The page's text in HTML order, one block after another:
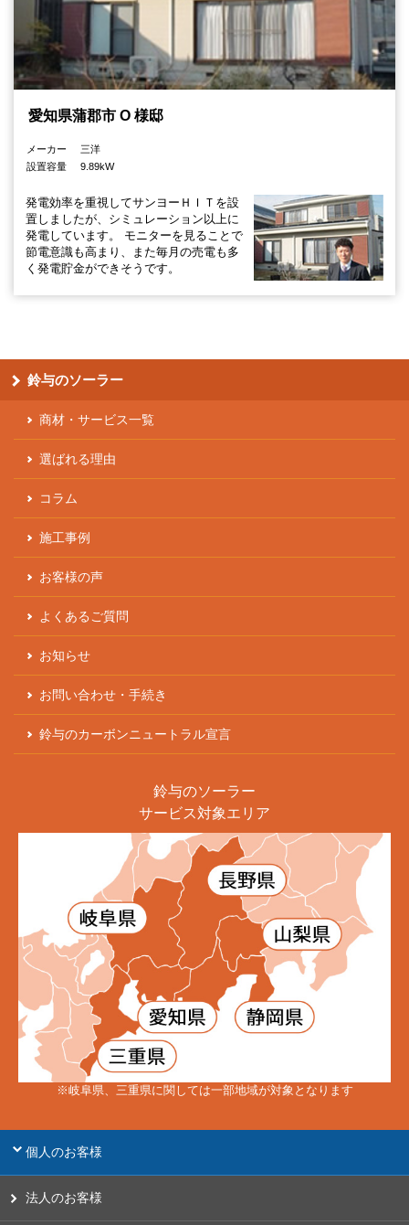
愛知県蒲郡市 O 様邸
メーカー
三洋
設置容量
9.89kW
発電効率を重視してサンヨーＨＩＴを設
置しましたが、シミュレーション以上に
発電しています。 モニターを見ることで
節電意識も高まり、また毎月の売電も多
く発電貯金ができそうです。
鈴与のソーラー
商材・サービス一覧
選ばれる理由
コラム
施工事例
お客様の声
よくあるご質問
お知らせ
お問い合わせ・手続き
鈴与のカーボンニュートラル宣言
鈴与のソーラー
サービス対象エリア
※岐阜県、三重県に関しては一部地域が対象となります
個人のお客様
法人のお客様